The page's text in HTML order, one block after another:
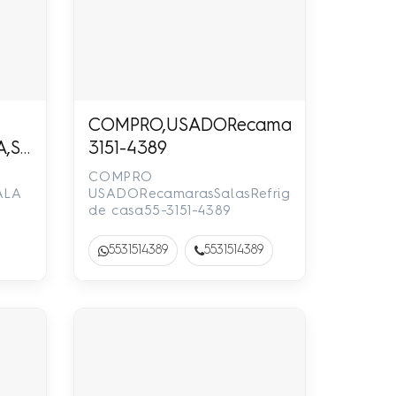
3151-4389
COMPRO
de casa55-3151-4389
5531514389 5531514389